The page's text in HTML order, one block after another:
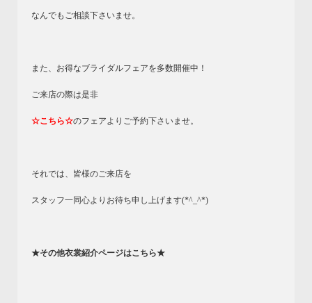
なんでもご相談下さいませ。
また、お得なブライダルフェアを多数開催中！
ご来店の際は是非
☆こちら☆のフェアよりご予約下さいませ。
それでは、皆様のご来店を
スタッフ一同心よりお待ち申し上げます(*^_^*)
★その他衣裳紹介ページはこちら★